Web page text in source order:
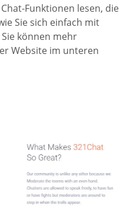
Funktionen lesen, die
Sie sich einfach mit
können mehr
Website im unteren